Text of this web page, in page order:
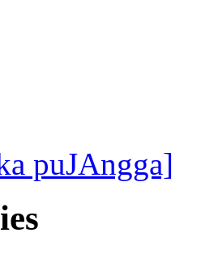
puJAngga]